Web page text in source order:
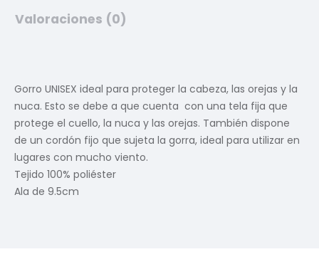
Valoraciones (0)
Gorro UNISEX ideal para proteger la cabeza, las orejas y la
nuca. Esto se debe a que cuenta con una tela fija que
protege el cuello, la nuca y las orejas. También dispone
de un cordón fijo que sujeta la gorra, ideal para utilizar en
lugares con mucho viento.
Tejido 100% poliéster
Ala de 9.5cm